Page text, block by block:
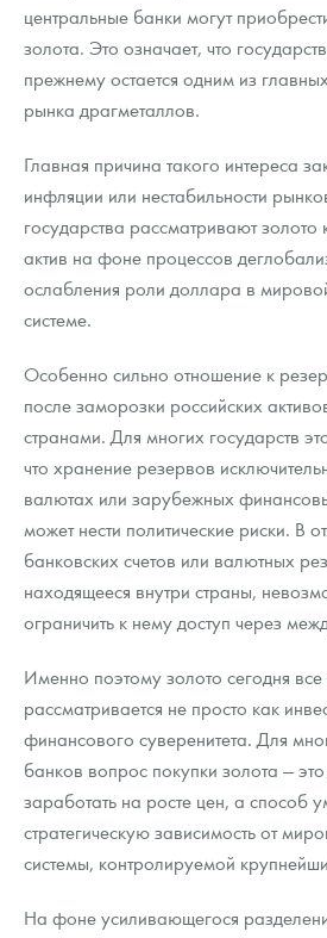
центральные банки могут
золота. Это означает, что
прежнему остается одним из
рынка драгметаллов.
Главная причина такого интереса
инфляции или нестабильности
государства рассматривают золото
актив на фоне процессов
ослабления роли доллара в
системе.
Особенно сильно отношение к
после заморозки российских
странами. Для многих государств
что хранение резервов
валютах или зарубежных
может нести политические риски. В
банковских счетов или валютных
находящееся внутри страны,
ограничить к нему доступ через
Именно поэтому золото сегодня
рассматривается не просто как
финансового суверенитета. Для
банков вопрос покупки золота —
заработать на росте цен, а способ
стратегическую зависимость от
системы, контролируемой
На фоне усиливающегося